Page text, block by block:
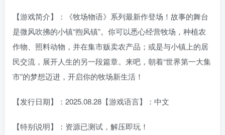
【游戏简介】：《牧场物语》系列最新作登场！故事的舞台
是微风吹拂的小镇“煦风镇”。你可以悉心经营牧场，种植农
作物、照料动物，并在集市贩卖农产品；或是与小镇上的居
民交流，展开人生的另一段篇章。来吧，朝着“世界第一大集
市”的梦想迈进，开启你的牧场新生活！
【发行日期】：2025.08.28【游戏语言】：中文
【特别说明】：资源已测试，解压即玩！